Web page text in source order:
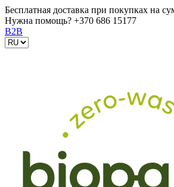
Бесплатная доставка при покупках на
Нужна помощь? +370 686 15177
B2B